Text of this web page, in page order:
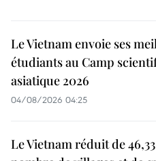
Le Vietnam envoie ses
étudiants au Camp
asiatique 2026
04/08/2026 04:25
Le Vietnam réduit de